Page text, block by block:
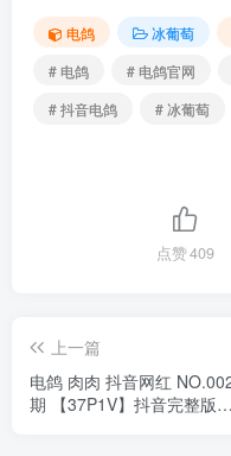
电鸽 冰葡萄
# 电鸽
# 电鸽官网
# 抖音电鸽
# 冰葡萄
点赞409
上一篇
电鸽 肉肉 抖音网红
期 【37P1V】抖音完整版合